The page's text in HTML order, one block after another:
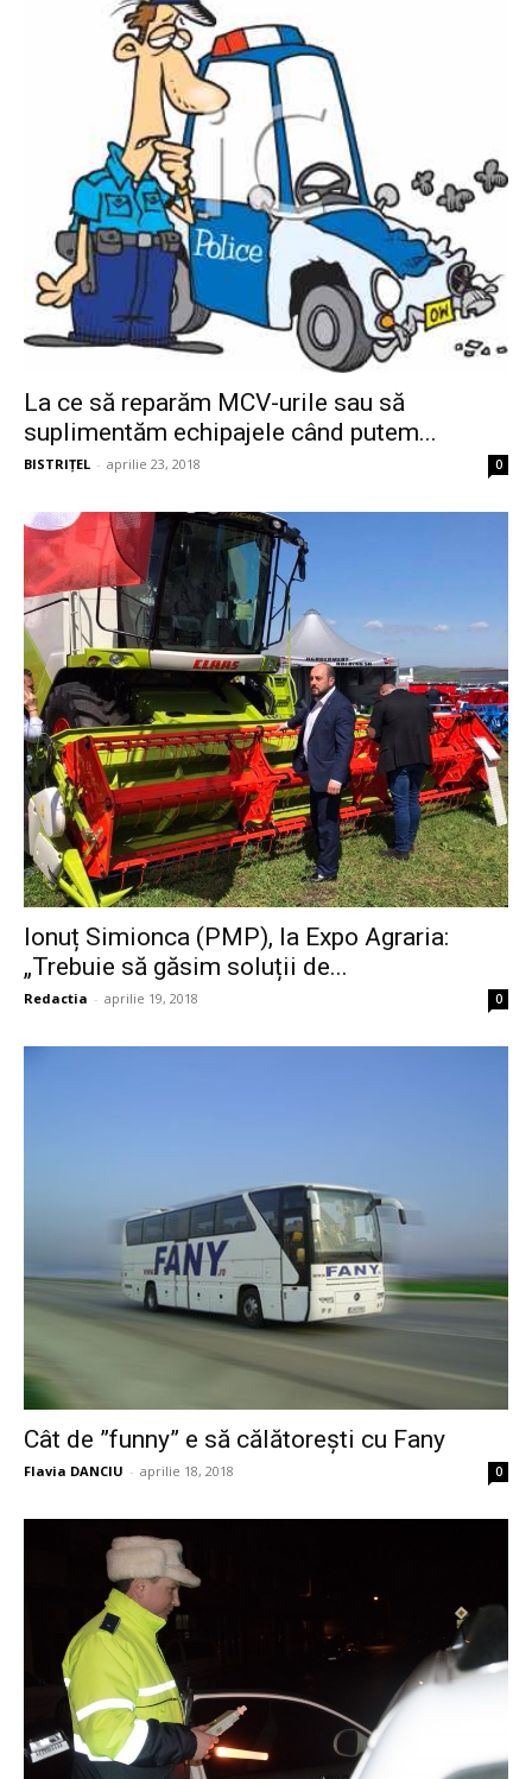
La ce să reparăm MCV-urile sau să
suplimentăm echipajele când putem...
BISTRIȚEL - aprilie 23, 2018 0
Ionuț Simionca (PMP), la Expo Agraria:
„Trebuie să găsim soluții de...
Redactia - aprilie 19, 2018 0
Cât de ”funny” e să călătorești cu Fany
Flavia DANCIU - aprilie 18, 2018 0